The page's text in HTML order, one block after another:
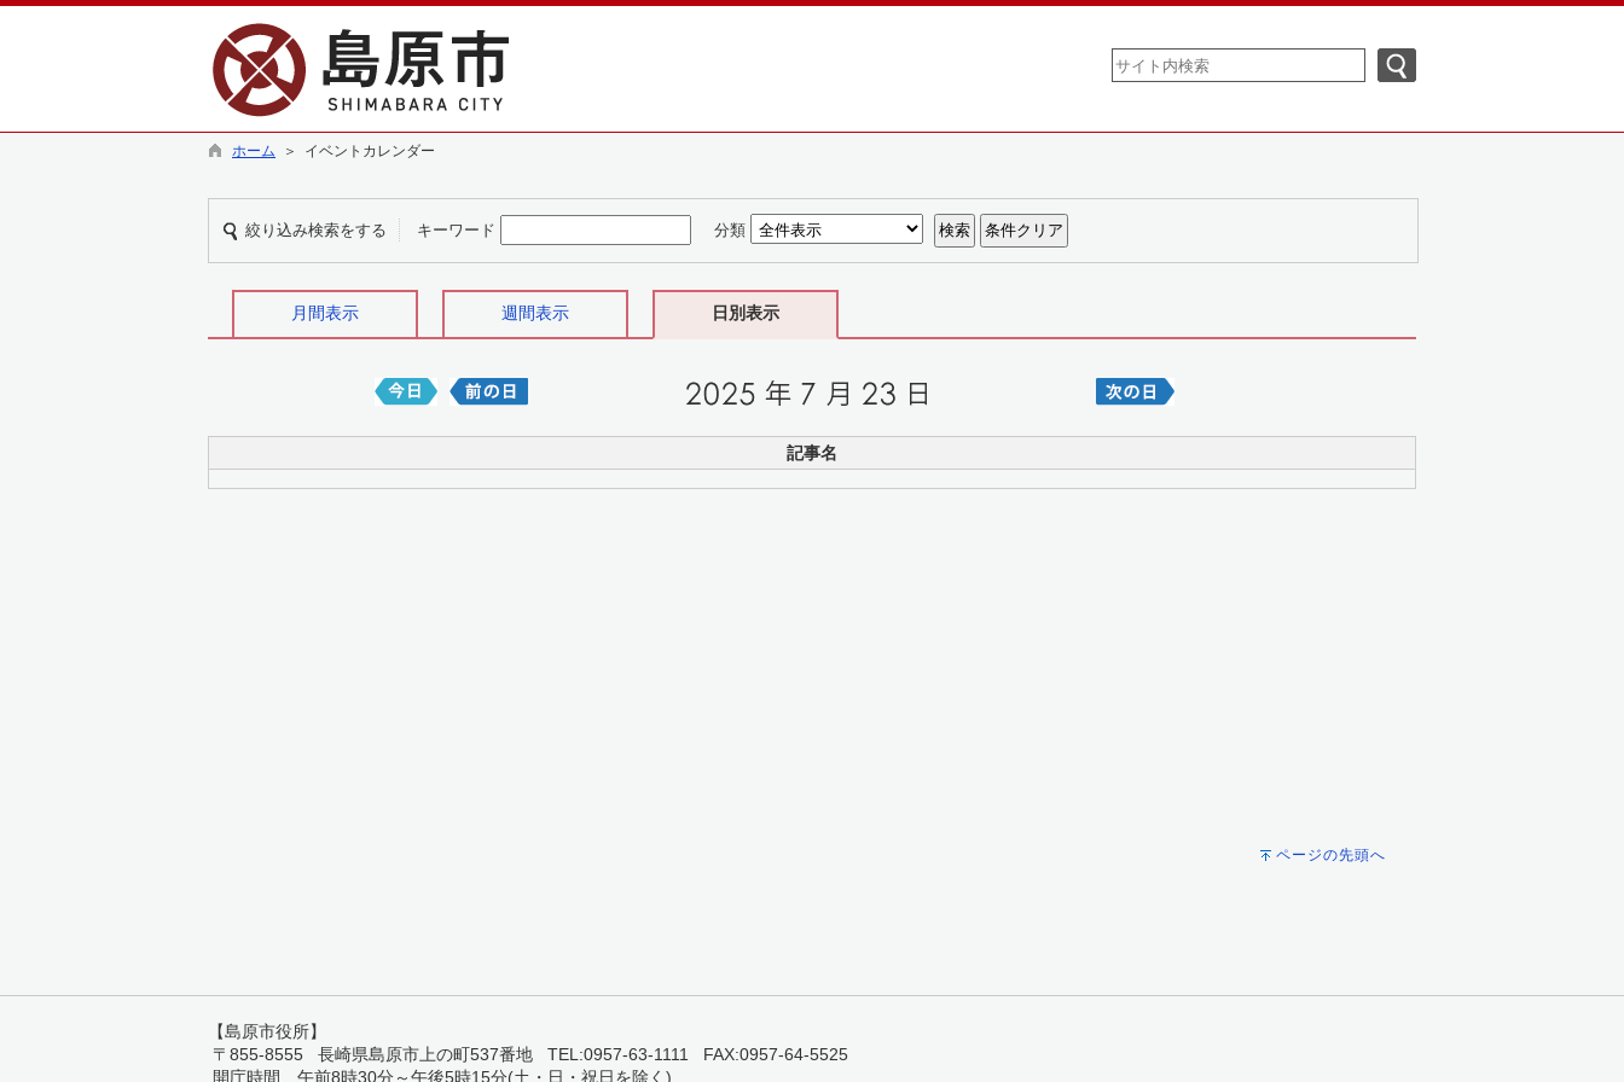
ホーム ＞ イベントカレンダー
絞り込み検索をする キーワード 分類
月間表示 週間表示 日別表示
記事名
ページの先頭へ
【島原市役所】
〒855-8555 長崎県島原市上の町537番地 TEL:0957-63-1111 FAX:0957-64-5525
開庁時間 午前8時30分～午後5時15分(土・日・祝日を除く)